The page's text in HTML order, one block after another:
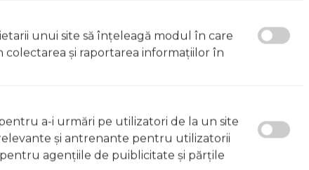
sau fragile Evitați inhalarea vapourilor
un medic Evitați expunerea la surse de căldură
abundențăA nu se lăsa la îndemâna copiilor În caz
sau fragile Evitați inhalarea vapourilor
un medic Evitați expunerea la surse de căldură
prezentate pot fi diferite față de cele ale produsului comandat pot fi
unui site să înţeleagă modul în care
şi raportarea informaţiilor în
a-i urmări pe utilizatori de la un site
şi antrenante pentru utilizatorii
agenţiile de puiblicitate şi părţile